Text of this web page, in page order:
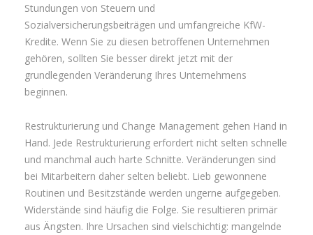
Stundungen von Steuern und
Sozialversicherungsbeiträgen und umfangreiche KfW-
Kredite. Wenn Sie zu diesen betroffenen Unternehmen
gehören, sollten Sie besser direkt jetzt mit der
grundlegenden Veränderung Ihres Unternehmens
beginnen.
Restrukturierung und Change Management gehen Hand in
Hand. Jede Restrukturierung erfordert nicht selten schnelle
und manchmal auch harte Schnitte. Veränderungen sind
bei Mitarbeitern daher selten beliebt. Lieb gewonnene
Routinen und Besitzstände werden ungerne aufgegeben.
Widerstände sind häufig die Folge. Sie resultieren primär
aus Ängsten. Ihre Ursachen sind vielschichtig: mangelnde